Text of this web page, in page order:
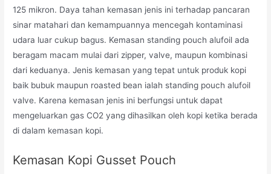
125 mikron. Daya tahan kemasan jenis ini terhadap pancaran
sinar matahari dan kemampuannya mencegah kontaminasi
udara luar cukup bagus. Kemasan standing pouch alufoil ada
beragam macam mulai dari zipper, valve, maupun kombinasi
dari keduanya. Jenis kemasan yang tepat untuk produk kopi
baik bubuk maupun roasted bean ialah standing pouch alufoil
valve. Karena kemasan jenis ini berfungsi untuk dapat
mengeluarkan gas CO2 yang dihasilkan oleh kopi ketika berada
di dalam kemasan kopi.
Kemasan Kopi Gusset Pouch